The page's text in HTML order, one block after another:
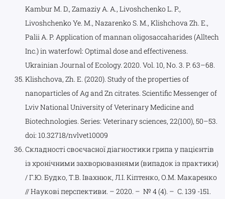
Kambur M. D., Zamaziy A. A., Livoshchenko L. P.,
Livoshchenko Ye. M., Nazarenko S. M., Klishchova Zh. E.,
Palii A. P. Application of mannan oligosaccaharides (Alltech
Inc.) in waterfowl: Optimal dose and effectiveness.
Ukrainian Journal of Ecology. 2020. Vol. 10, No. 3. P. 63–68.
Klishchova, Zh. E. (2020). Study of the properties of
nanoparticles of Ag and Zn citrates. Scientific Messenger of
Lviv National University of Veterinary Medicine and
Biotechnologies. Series: Veterinary sciences, 22(100), 50–53.
doi: 10.32718/nvlvet10009
Складності своєчасної діагностики грипа у пацієнтів
із хронічними захворюваннями (випадок із практики)
/ Г.Ю. Будко, Т.В. Івахнюк, Л.І. Кіптенко, О.М. Макаренко
// Наукові перспективи. – 2020. – № 4 (4). – С. 139 -151.